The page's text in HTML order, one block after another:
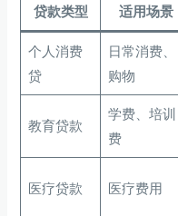
贷款类型 适用场景
个人消费
贷
日常消费、
购物
教育贷款
学费、培训
费
医疗贷款 医疗费用